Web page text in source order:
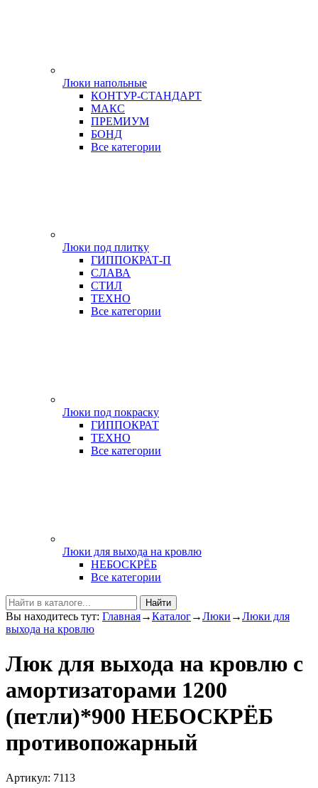
Люки напольные
КОНТУР-СТАНДАРТ
МАКС
ПРЕМИУМ
БОНД
Все категории
Люки под плитку
ГИППОКРАТ-П
СЛАВА
СТИЛ
ТЕХНО
Все категории
Люки под покраску
ГИППОКРАТ
ТЕХНО
Все категории
Люки для выхода на кровлю
НЕБОСКРЁБ
Все категории
Найти
Вы находитесь тут: Главная→Каталог→Люки →Люки для
выхода на кровлю
Люк для выхода на кровлю с
амортизаторами 1200
(петли)*900 НЕБОСКРЁБ
противопожарный
Артикул: 7113